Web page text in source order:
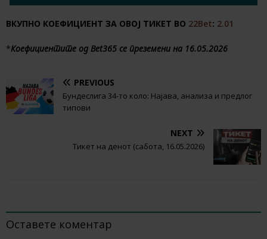
ВКУПНО КОЕФИЦИЕНТ ЗА ОВОЈ ТИКЕТ ВО 22Bet: 2.01
*Коефициентите од Bet365 се преземени на 16.05.2026
PREVIOUS
Бундеслига 34-то коло: Најава, анализа и предлог
типови
NEXT
Тикет на денот (сабота, 16.05.2026)
Оставете коментар